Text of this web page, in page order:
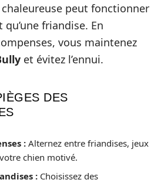
peut fonctionner
friandise. En
vous maintenez
et évitez l’ennui.
DES
:Alternez entre friandises, jeux
chien motivé.
: Choisissez des